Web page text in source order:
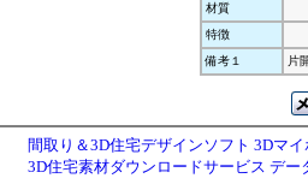
材質
特徴
備考１
片
間取り＆3D住宅デザインソフト 3Dマ
3D住宅素材ダウンロードサービス デー